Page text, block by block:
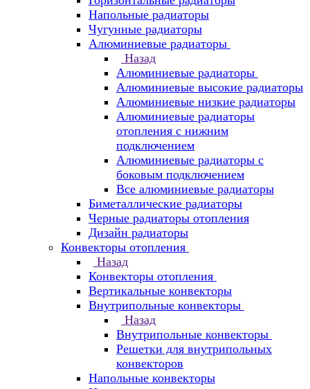
Напольные радиаторы
Чугунные радиаторы
Алюминиевые радиаторы
Назад
Алюминиевые радиаторы
Алюминиевые высокие радиаторы
Алюминиевые низкие радиаторы
Алюминиевые радиаторы
отопления с нижним
подключением
Алюминиевые радиаторы с
боковым подключением
Все алюминиевые радиаторы
Биметаллические радиаторы
Черные радиаторы отопления
Дизайн радиаторы
Конвекторы отопления
Назад
Конвекторы отопления
Вертикальные конвекторы
Внутрипольные конвекторы
Назад
Внутрипольные конвекторы
Решетки для внутрипольных
конвекторов
Напольные конвекторы